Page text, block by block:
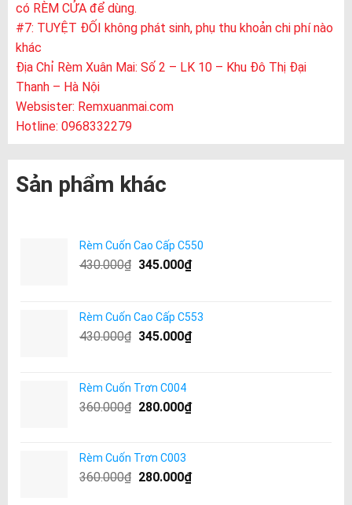
có RÈM CỬA để dùng.
#7: TUYỆT ĐỐI không phát sinh, phụ thu khoản chi phí nào
khác
Địa Chỉ Rèm Xuân Mai: Số 2 – LK 10 – Khu Đô Thị Đại
Thanh – Hà Nội
Websister: Remxuanmai.com
Hotline: 0968332279
Sản phẩm khác
Rèm Cuốn Cao Cấp C550
430.000₫ 345.000₫
Rèm Cuốn Cao Cấp C553
430.000₫ 345.000₫
Rèm Cuốn Trơn C004
360.000₫ 280.000₫
Rèm Cuốn Trơn C003
360.000₫ 280.000₫